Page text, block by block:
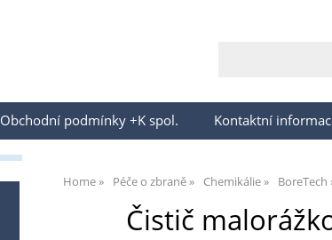
Obchodní podmínky +K spol. Kontaktní
Home Péče o zbraně Chemikálie BoreTech
Čistič